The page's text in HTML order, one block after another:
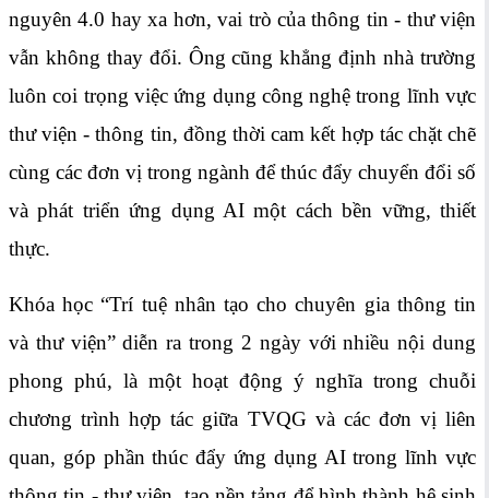
nguyên 4.0 hay xa hơn, vai trò của thông tin - thư viện
vẫn không thay đổi. Ông cũng khẳng định nhà trường
luôn coi trọng việc ứng dụng công nghệ trong lĩnh vực
thư viện - thông tin, đồng thời cam kết hợp tác chặt chẽ
cùng các đơn vị trong ngành để thúc đẩy chuyển đổi số
và phát triển ứng dụng AI một cách bền vững, thiết
thực.
Khóa học “Trí tuệ nhân tạo cho chuyên gia thông tin
và thư viện” diễn ra trong 2 ngày với nhiều nội dung
phong phú, là một hoạt động ý nghĩa trong chuỗi
chương trình hợp tác giữa TVQG và các đơn vị liên
quan, góp phần thúc đẩy ứng dụng AI trong lĩnh vực